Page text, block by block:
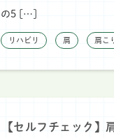
の5 […]
リハビリ 肩 肩こ
【セルフチェック】